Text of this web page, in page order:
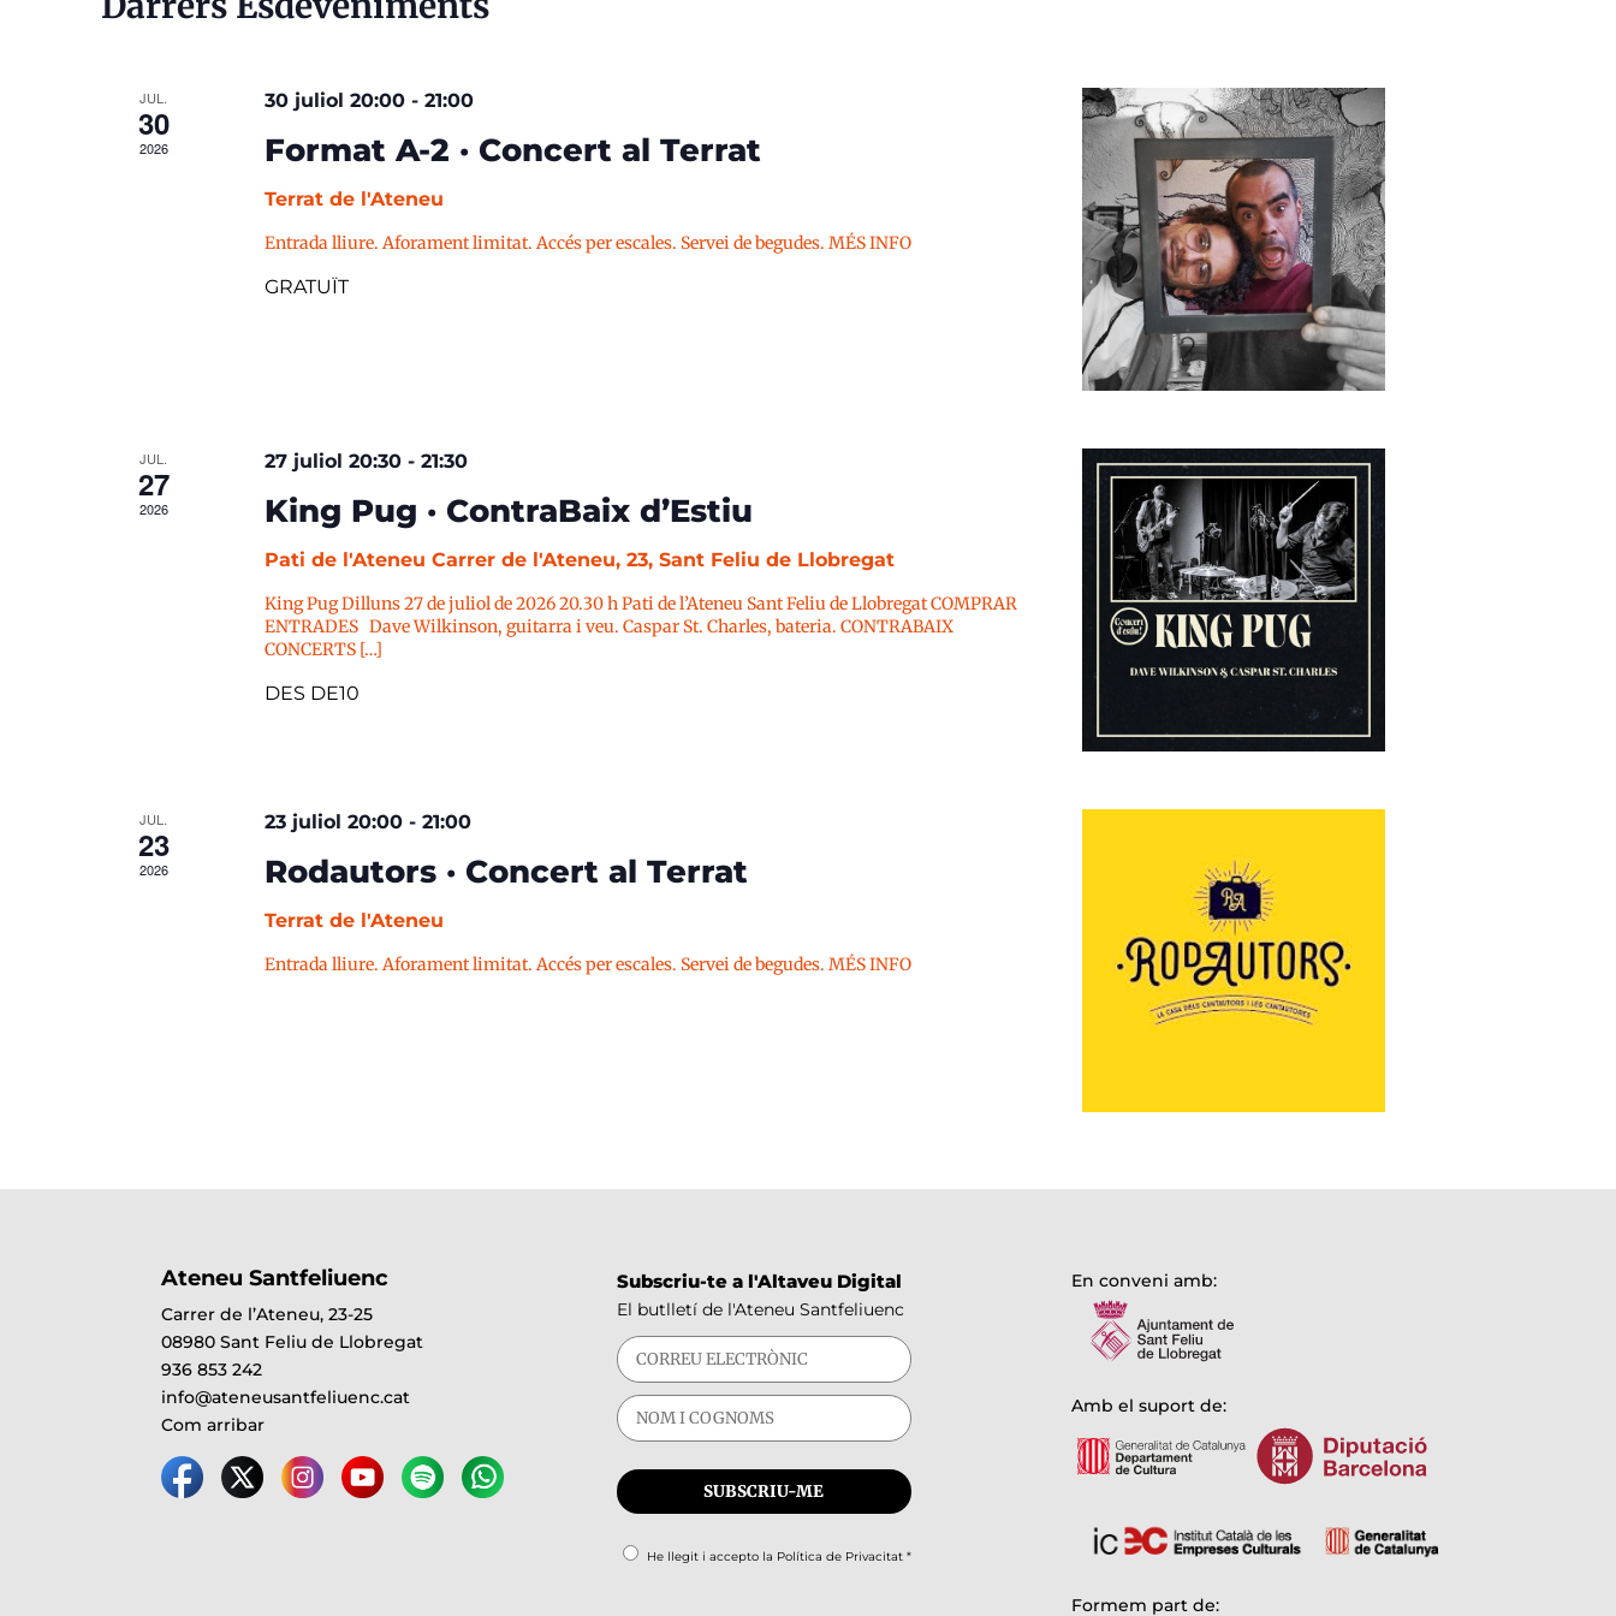
JUL.
30
2026
30 juliol 20:00- 21:00
Format A-2 · Concert al Terrat
Terrat de l'Ateneu
Entrada lliure. Aforament limitat. Accés per escales. Servei de begudes. MÉS INFO
GRATUÏT
JUL.
27
2026
27 juliol 20:30- 21:30
King Pug · ContraBaix d’Estiu
Pati de l'Ateneu Carrer de l'Ateneu, 23, Sant Feliu de Llobregat
King Pug Dilluns 27 de juliol de 2026 20.30 h Pati de l’Ateneu Sant Feliu de Llobregat COMPRAR
ENTRADES Dave Wilkinson, guitarra i veu. Caspar St. Charles, bateria. CONTRABAIX
CONCERTS […]
DES DE10
JUL.
23
2026
23 juliol 20:00- 21:00
Rodautors · Concert al Terrat
Terrat de l'Ateneu
Entrada lliure. Aforament limitat. Accés per escales. Servei de begudes. MÉS INFO
Ateneu Santfeliuenc
Carrer de l’Ateneu, 23-25
08980 Sant Feliu de Llobregat
936 853 242
info@ateneusantfeliuenc.cat
Com arribar
Subscriu-te a l'Altaveu Digital
El butlletí de l'Ateneu Santfeliuenc
He llegit i accepto la Política de Privacitat*
En conveni amb:
Amb el suport de:
Formem part de: